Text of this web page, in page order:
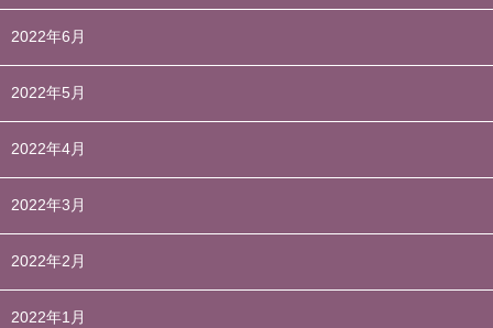
2022年6月
2022年5月
2022年4月
2022年3月
2022年2月
2022年1月